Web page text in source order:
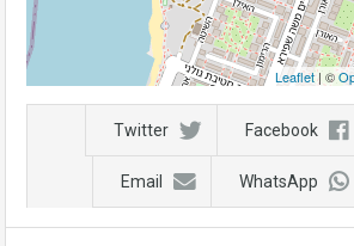
Leaflet| ©
Facebook
Twitter
WhatsApp
Email